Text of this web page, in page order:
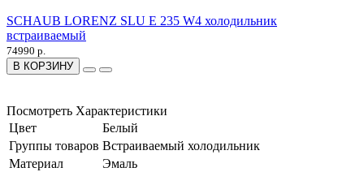
SCHAUB LORENZ SLU E 235 W4 холодильник
встраиваемый
74990 р.
В КОРЗИНУ
Посмотреть Характеристики
Цвет
Белый
Группы товаров Встраиваемый холодильник
Материал
Эмаль